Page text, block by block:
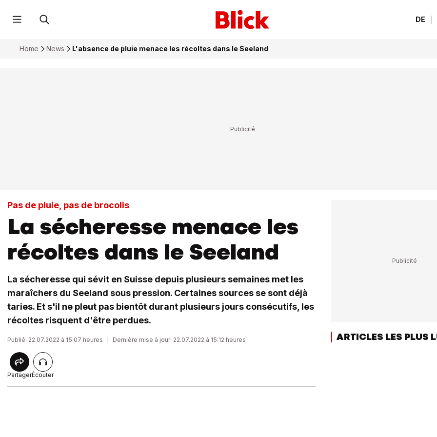
DE
Home News L'absence de pluie menace les récoltes dans le Seeland
Pas de pluie, pas de brocolis
La sécheresse menace les
récoltes dans le Seeland
La sécheresse qui sévit en Suisse depuis plusieurs semaines met les
maraîchers du Seeland sous pression. Certaines sources se sont déjà
taries. Et s'il ne pleut pas bientôt durant plusieurs jours consécutifs, les
récoltes risquent d'être perdues.
Publié: 22.07.2022 à 15:07 heures Dernière mise à jour: 22.07.2022 à 15:12 heures
PartagerÉcouter
ARTICLES LES PLUS